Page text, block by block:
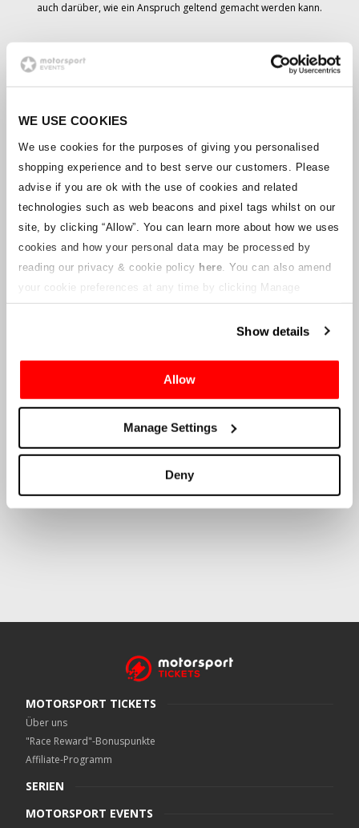
WE USE COOKIES
We use cookies for the purposes of giving you personalised
shopping experience and to best serve our customers. Please
advise if you are ok with the use of cookies and related
technologies such as web beacons and pixel tags whilst on our
site, by clicking “Allow”. You can learn more about how we uses
cookies and how your personal data may be processed by
reading our privacy & cookie policy here . You can also amend
your cookie preferences at any time by clicking Manage
Cookies in the footer of this site.
Show details
Allow
Manage Settings
Deny
auch darüber, wie ein Anspruch geltend gemacht werden kann.
Sie haben eine Stornierungsmitteilung
bezüglich Ihrer Ticketbestellung erhalten, Ihre Buchung wurde nicht
storniert und es wird erwartet, dass Sie die von Ihnen bestellten
Unternehmens arbeitet mit den Lieferanten zusammen, um
Sollte sich der Status einzelner Buchungen ändern, wurden
Vorkehrungen getroffen, um Sie so schnell wie möglich zu
benachrichtigen. Zusätzliche Hinweise für Ticketinhaber werden auf
dieser Webseite veröffentlicht, sobald Informationen verfügbar
sind. Wir werden denjenigen mit gültigen Tickets auch eine neue E-
Mail-Adresse für den Kundenservice zur Verfügung stellen, die von
einem verbundenen Unternehmen verwaltet wird. Crowe U.K. LLP
kann keine Fragen zum Ticketvorgang und zum Zeitpunkt der
Liquidation zur Verfügung stellen, einschließlich Unterlagen
darüber, wie Sie eine Forderung gegen das Unternehmen geltend
machen können.
kann kontaktiert werden unter
motorsport.tickets@crowe.co.uk
MOTORSPORT TICKETS
Über uns
"Race Reward"-Bonuspunkte
Affiliate-Programm
SERIEN
MOTORSPORT EVENTS